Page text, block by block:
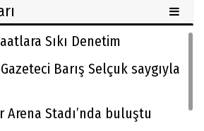
Sıkı Denetim
Barış Selçuk saygıyla
Arena Stadı’nda buluştu